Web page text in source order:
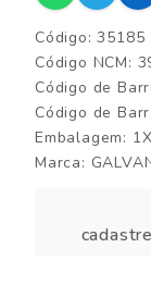
Código: 35185
Código NCM:
Código de
Código de
Embalagem:
Marca: